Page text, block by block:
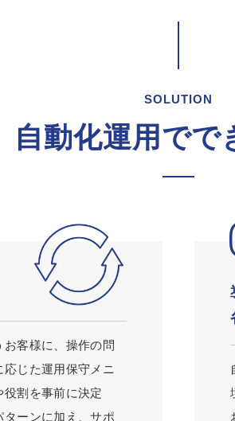
SOLUTION
自動化運用でで
客様に、操作の問
じた運用保守メニ
割を事前に決定
ーンに加え、サポ